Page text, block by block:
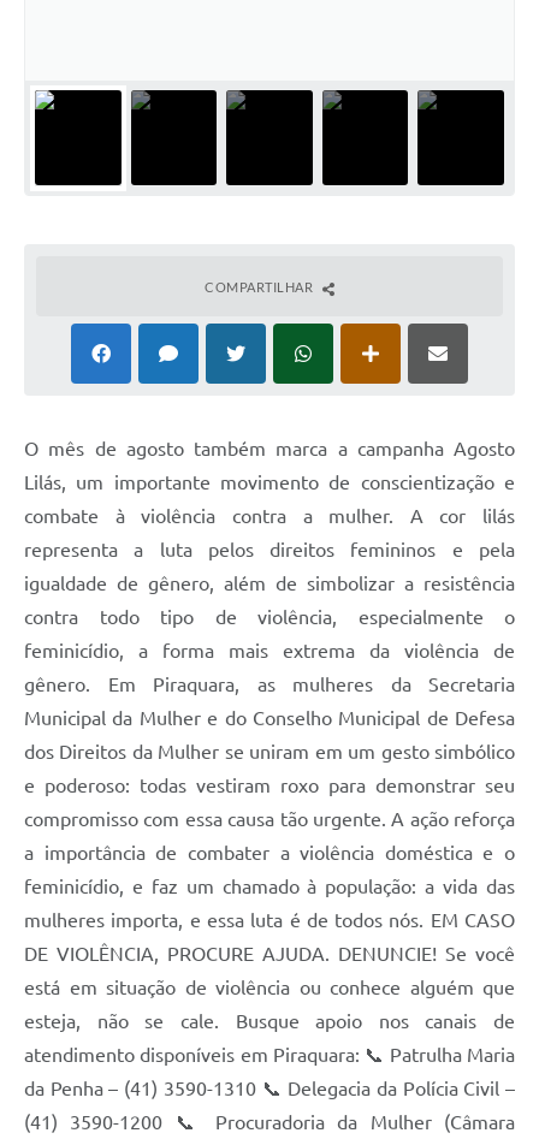
COMPARTILHAR
O mês de agosto também marca a campanha Agosto
Lilás, um importante movimento de conscientização e
combate à violência contra a mulher. A cor lilás
representa a luta pelos direitos femininos e pela
igualdade de gênero, além de simbolizar a resistência
contra todo tipo de violência, especialmente o
feminicídio, a forma mais extrema da violência de
gênero. Em Piraquara, as mulheres da Secretaria
Municipal da Mulher e do Conselho Municipal de Defesa
dos Direitos da Mulher se uniram em um gesto simbólico
e poderoso: todas vestiram roxo para demonstrar seu
compromisso com essa causa tão urgente. A ação reforça
a importância de combater a violência doméstica e o
feminicídio, e faz um chamado à população: a vida das
mulheres importa, e essa luta é de todos nós. EM CASO
DE VIOLÊNCIA, PROCURE AJUDA. DENUNCIE! Se você
está em situação de violência ou conhece alguém que
esteja, não se cale. Busque apoio nos canais de
atendimento disponíveis em Piraquara: 📞 Patrulha Maria
da Penha – (41) 3590-1310 📞 Delegacia da Polícia Civil –
(41) 3590-1200 📞 Procuradoria da Mulher (Câmara